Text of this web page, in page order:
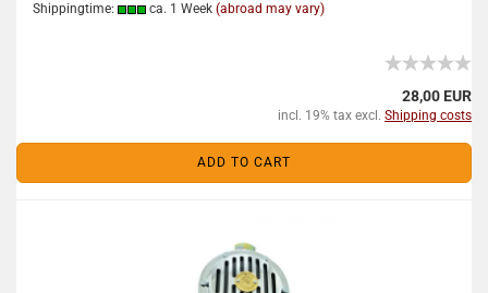
Shippingtime:
ca. 1 Week (abroad may vary)
28,00 EUR
incl. 19% tax excl. Shipping costs
ADD TO CART